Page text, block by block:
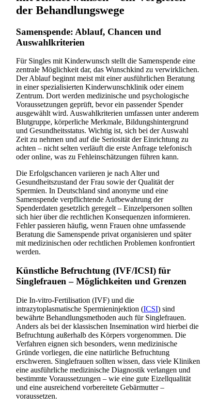
der Behandlungswege
Samenspende: Ablauf, Chancen und
Auswahlkriterien
Für Singles mit Kinderwunsch stellt die Samenspende eine
zentrale Möglichkeit dar, das Wunschkind zu verwirklichen.
Der Ablauf beginnt meist mit einer ausführlichen Beratung
in einer spezialisierten Kinderwunschklinik oder einem
Zentrum. Dort werden medizinische und psychologische
Voraussetzungen geprüft, bevor ein passender Spender
ausgewählt wird. Auswahlkriterien umfassen unter anderem
Blutgruppe, körperliche Merkmale, Bildungshintergrund
und Gesundheitsstatus. Wichtig ist, sich bei der Auswahl
Zeit zu nehmen und auf die Seriosität der Einrichtung zu
achten – nicht selten verläuft die erste Anfrage telefonisch
oder online, was zu Fehleinschätzungen führen kann.
Die Erfolgschancen variieren je nach Alter und
Gesundheitszustand der Frau sowie der Qualität der
Spermien. In Deutschland sind anonyme und eine
Samenspende verpflichtende Aufbewahrung der
Spenderdaten gesetzlich geregelt – Einzelpersonen sollten
sich hier über die rechtlichen Konsequenzen informieren.
Fehler passieren häufig, wenn Frauen ohne umfassende
Beratung die Samenspende privat organisieren und später
mit medizinischen oder rechtlichen Problemen konfrontiert
werden.
Künstliche Befruchtung (IVF/ICSI) für
Singlefrauen – Möglichkeiten und Grenzen
Die In-vitro-Fertilisation (IVF) und die
intrazytoplasmatische Spermieninjektion (ICSI) sind
bewährte Behandlungsmethoden auch für Singlefrauen.
Anders als bei der klassischen Insemination wird hierbei die
Befruchtung außerhalb des Körpers vorgenommen. Die
Verfahren eignen sich besonders, wenn medizinische
Gründe vorliegen, die eine natürliche Befruchtung
erschweren. Singlefrauen sollten wissen, dass viele Kliniken
eine ausführliche medizinische Diagnostik verlangen und
bestimmte Voraussetzungen – wie eine gute Eizellqualität
und eine ausreichend vorbereitete Gebärmutter –
voraussetzen.